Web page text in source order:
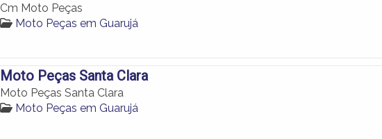
Cm Moto Peças
Moto Peças em Guarujá
Moto Peças Santa Clara
Moto Peças Santa Clara
Moto Peças em Guarujá